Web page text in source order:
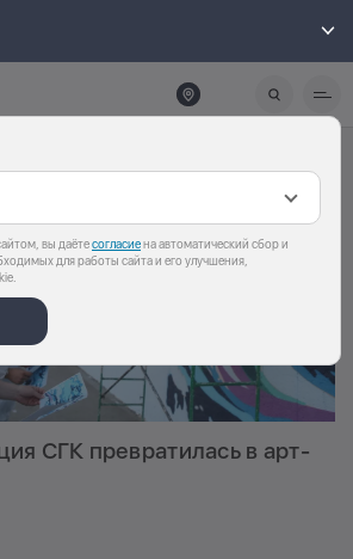
вы даётесогласиена автоматический сбор и
для работы сайта и его улучшения,
СГК превратилась в арт-